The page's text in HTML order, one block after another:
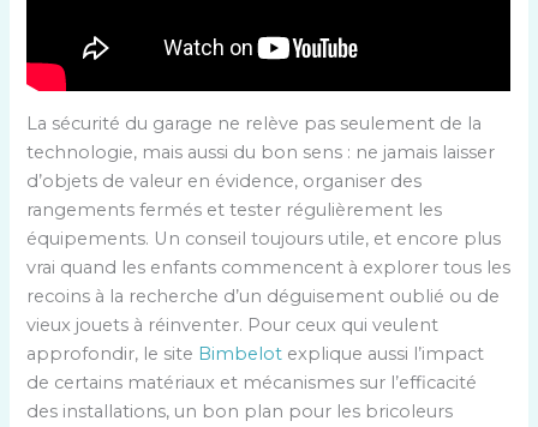
La sécurité du garage ne relève pas seulement de la
technologie, mais aussi du bon sens : ne jamais laisser
d’objets de valeur en évidence, organiser des
rangements fermés et tester régulièrement les
équipements. Un conseil toujours utile, et encore plus
vrai quand les enfants commencent à explorer tous les
recoins à la recherche d’un déguisement oublié ou de
vieux jouets à réinventer. Pour ceux qui veulent
approfondir, le site Bimbelot explique aussi l’impact
de certains matériaux et mécanismes sur l’efficacité
des installations, un bon plan pour les bricoleurs